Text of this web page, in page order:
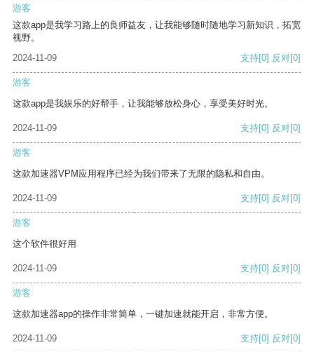
游客
这款app是我学习路上的良师益友，让我能够随时随地学习新知识，拓宽
视野。
2024-11-09
支持[0] 反对[0]
游客
这款app是我娱乐的好帮手，让我能够放松身心，享受美好时光。
2024-11-09 支持[0] 反对[0]
游客
这款加速器VPM应用程序已经为我们带来了无限的隐私和自由。
2024-11-09 支持[0] 反对[0]
游客
这个软件很好用
2024-11-09 支持[0] 反对[0]
游客
这款加速器app的操作非常简单，一键加速就能开启，非常方便。
2024-11-09 支持[0] 反对[0]